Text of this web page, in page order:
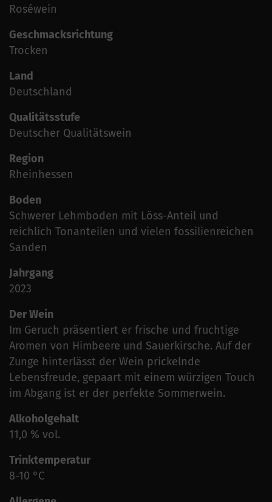
Roséwein
Geschmacksrichtung
Trocken
Land
Deutschland
Qualitätsstufe
Deutscher Qualitätswein
Region
Rheinhessen
Boden
Schwerer Lehmboden mit Löss-Anteil und
reichlich Tonanteilen und vielen fossilienreichen
Sanden
Jahrgang
2023
Der Wein
Im Geruch präsentiert er frische und fruchtige
Aromen von Himbeere und Sauerkirsche. Auf der
Zunge hinterlässt der Wein prickelnde
Lebensfreude, gepaart mit einem würzigen Touch
im Abgang ist er der perfekte Sommerwein.
Alkoholgehalt
11,0 % vol.
Trinktemperatur
8-10 °C